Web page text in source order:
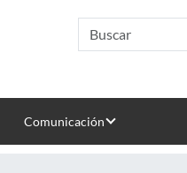
Comunicación